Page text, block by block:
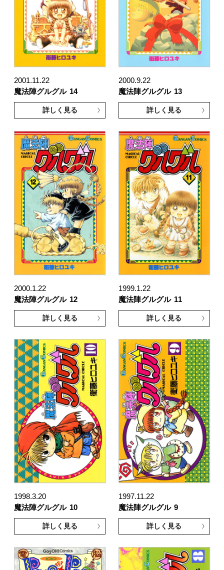
2001.11.22
魔法陣グルグル 14
詳しく見る
2000.9.22
魔法陣グルグル 13
詳しく見る
2000.1.22
魔法陣グルグル 12
詳しく見る
1999.1.22
魔法陣グルグル 11
詳しく見る
1998.3.20
魔法陣グルグル 10
詳しく見る
1997.11.22
魔法陣グルグル 9
詳しく見る